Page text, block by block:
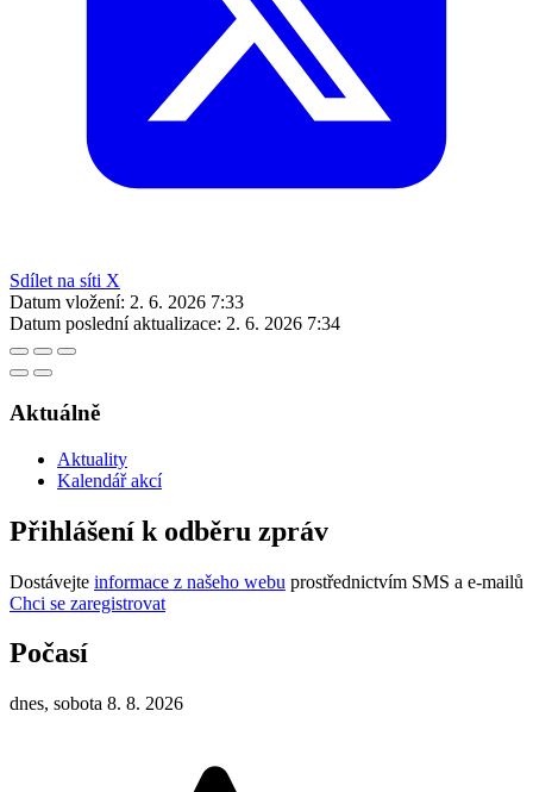
Sdílet na síti X
Datum vložení: 2. 6. 2026 7:33
Datum poslední aktualizace: 2. 6. 2026 7:34
Aktuálně
Aktuality
Kalendář akcí
Přihlášení k odběru zpráv
Dostávejte informace z našeho webu prostřednictvím SMS a e-mailů
Chci se zaregistrovat
Počasí
dnes, sobota 8. 8. 2026